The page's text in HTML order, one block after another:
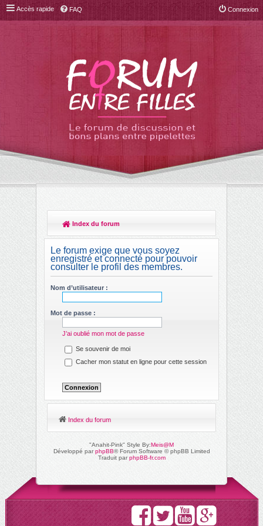
Accès rapide FAQ Connexion
Index du forum
ec
Le forum exige que vous soyez
enregistré et connecté pour pouvoir
consulter le profil des membres.
Nom d’utilisateur :
Mot de passe :
J’ai oublié mon mot de passe
Se souvenir de moi
Cacher mon statut en ligne pour cette session
Index du forum
"Anahit-Pink" Style By:Meis@M
Développé parphpBB® Forum Software © phpBB Limited
Traduit par phpBB-fr.com